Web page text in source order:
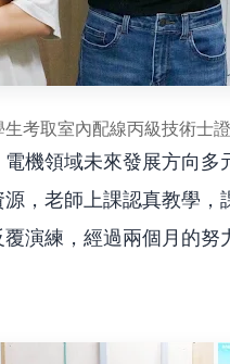
考取室內配線丙級技術士
機領域未來發展方向
，老師上課認真教學，
演練，經過兩個月的